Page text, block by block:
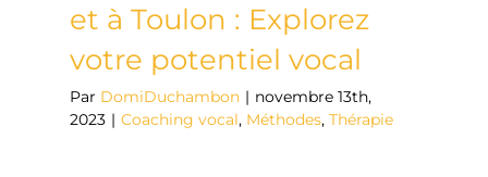
et à Toulon : Explorez
votre potentiel vocal
Par DomiDuchambon | novembre 13th,
2023 | Coaching vocal, Méthodes, Thérapie